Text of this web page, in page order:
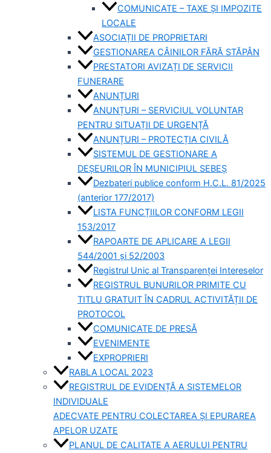
COMUNICATE – TAXE ȘI IMPOZITE
LOCALE
ASOCIAȚII DE PROPRIETARI
GESTIONAREA CÂINILOR FĂRĂ STĂPÂN
PRESTATORI AVIZAȚI DE SERVICII
FUNERARE
ANUNȚURI
ANUNȚURI – SERVICIUL VOLUNTAR
PENTRU SITUAȚII DE URGENȚĂ
ANUNȚURI – PROTECȚIA CIVILĂ
SISTEMUL DE GESTIONARE A
DEȘEURILOR ÎN MUNICIPIUL SEBEȘ
Dezbateri publice conform H.C.L. 81/2025
(anterior 177/2017)
LISTA FUNCȚIILOR CONFORM LEGII
153/2017
RAPOARTE DE APLICARE A LEGII
544/2001 și 52/2003
Registrul Unic al Transparenței Intereselor
REGISTRUL BUNURILOR PRIMITE CU
TITLU GRATUIT ÎN CADRUL ACTIVITĂȚII DE
PROTOCOL
COMUNICATE DE PRESĂ
EVENIMENTE
EXPROPRIERI
RABLA LOCAL 2023
REGISTRUL DE EVIDENȚĂ A SISTEMELOR
INDIVIDUALE
ADECVATE PENTRU COLECTAREA ȘI EPURAREA
APELOR UZATE
PLANUL DE CALITATE A AERULUI PENTRU